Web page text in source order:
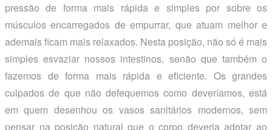
pressão de forma mais rápida e simples por sobre os
músculos encarregados de empurrar, que atuam melhor e
ademais ficam mais relaxados. Nesta posição, não só é mais
simples esvaziar nossos intestinos, senão que também o
fazemos de forma mais rápida e eficiente. Os grandes
culpados de que não defequemos como deveríamos, está
em quem desenhou os vasos sanitários modernos, sem
pensar na posição natural que o corpo deveria adotar ao